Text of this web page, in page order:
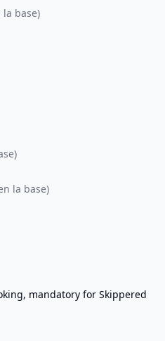
base)
la base)
mandatory for Skippered